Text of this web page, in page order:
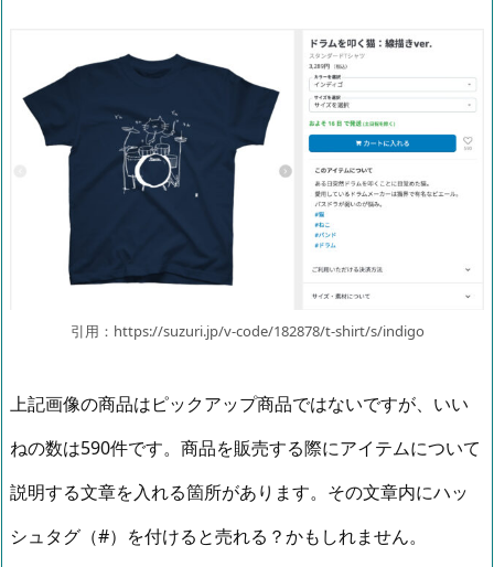
引用：https://suzuri.jp/v-code/182878/t-shirt/s/indigo
上記画像の商品はピックアップ商品ではないですが、いい
ねの数は590件です。商品を販売する際にアイテムについて
説明する文章を入れる箇所があります。その文章内にハッ
シュタグ（#）を付けると売れる？かもしれません。